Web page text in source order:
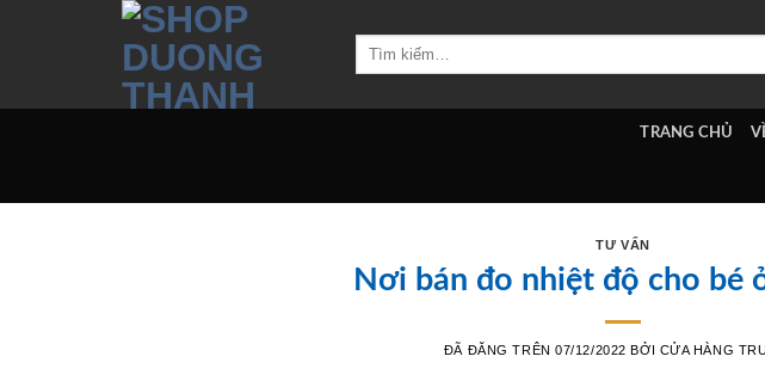
Tìm
TRANG CHỦ
TƯ VẤN
Nơi bán đo nhiệt độ cho bé
ĐÃ ĐĂNG TRÊN07/12/2022 BỞI CỬA HÀNG